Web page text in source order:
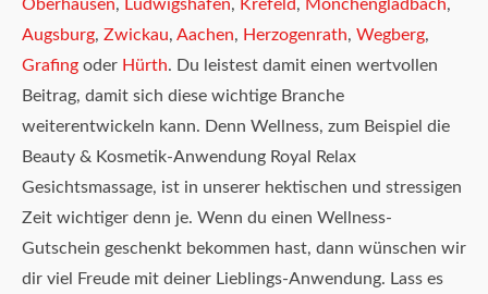
Oberhausen, Ludwigshafen, Krefeld, Mönchengladbach,
Augsburg, Zwickau, Aachen, Herzogenrath, Wegberg,
Grafing oder Hürth. Du leistest damit einen wertvollen
Beitrag, damit sich diese wichtige Branche
weiterentwickeln kann. Denn Wellness, zum Beispiel die
Beauty & Kosmetik-Anwendung Royal Relax
Gesichtsmassage, ist in unserer hektischen und stressigen
Zeit wichtiger denn je. Wenn du einen Wellness-
Gutschein geschenkt bekommen hast, dann wünschen wir
dir viel Freude mit deiner Lieblings-Anwendung. Lass es